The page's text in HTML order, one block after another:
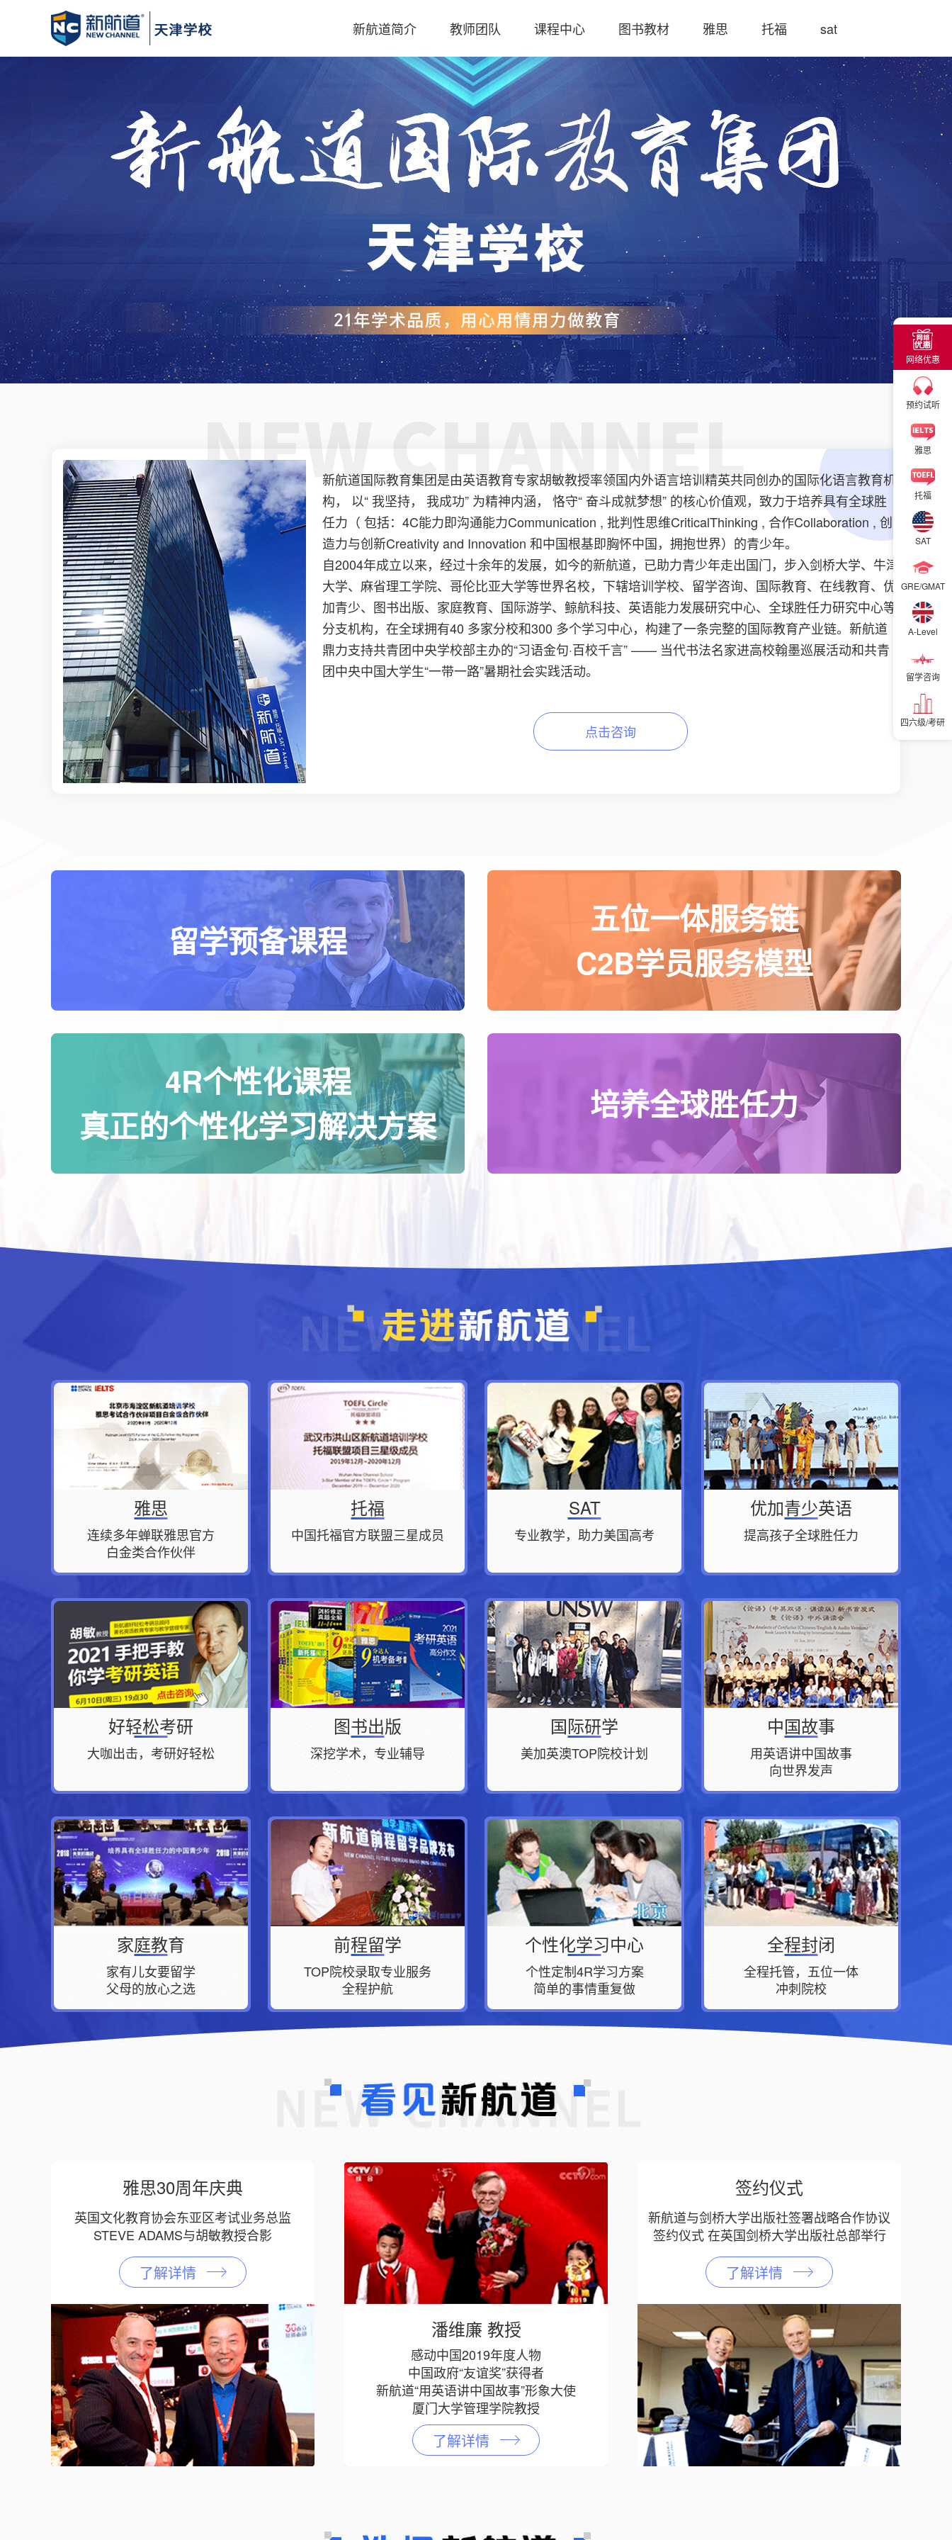
新航道简介 教师团队 课程中心 图书教材 雅思 托福 sat
新航道国际教育集团是由英语教育专家胡敏教授率领国内外语言培训精英共同创办的国际化语言教育机
构， 以“ 我坚持， 我成功” 为精神内涵， 恪守“ 奋斗成就梦想” 的核心价值观，致力于培养具有全球胜
任力（ 包括：4C能力即沟通能力Communication , 批判性思维CriticalThinking , 合作Collaboration , 创
造力与创新Creativity and Innovation 和中国根基即胸怀中国，拥抱世界）的青少年。
自2004年成立以来，经过十余年的发展，如今的新航道，已助力青少年走出国门，步入剑桥大学、牛津
大学、麻省理工学院、哥伦比亚大学等世界名校，下辖培训学校、留学咨询、国际教育、在线教育、优
加青少、图书出版、家庭教育、国际游学、鲸航科技、英语能力发展研究中心、全球胜任力研究中心等
分支机构，在全球拥有40 多家分校和300 多个学习中心，构建了一条完整的国际教育产业链。新航道
鼎力支持共青团中央学校部主办的“习语金句·百校千言” —— 当代书法名家进高校翰墨巡展活动和共青
团中央中国大学生“一带一路”暑期社会实践活动。
点击咨询
留学预备课程
五位一体服务链
C2B学员服务模型
4R个性化课程
真正的个性化学习解决方案
培养全球胜任力
雅思
连续多年蝉联雅思官方
白金类合作伙伴
托福
中国托福官方联盟三星成员
SAT
专业教学，助力美国高考
优加青少英语
提高孩子全球胜任力
好轻松考研
大咖出击，考研好轻松
图书出版
深挖学术，专业辅导
国际研学
美加英澳TOP院校计划
中国故事
用英语讲中国故事
向世界发声
家庭教育
家有儿女要留学
父母的放心之选
前程留学
TOP院校录取专业服务
全程护航
个性化学习中心
个性定制4R学习方案
简单的事情重复做
全程封闭
全程托管，五位一体
冲刺院校
雅思30周年庆典
英国文化教育协会东亚区考试业务总监
STEVE ADAMS与胡敏教授合影
了解详情
潘维廉 教授
感动中国2019年度人物
中国政府“友谊奖”获得者
新航道“用英语讲中国故事”形象大使
厦门大学管理学院教授
了解详情
签约仪式
新航道与剑桥大学出版社签署战略合作协议
签约仪式 在英国剑桥大学出版社总部举行
了解详情
网络优惠
预约试听
雅思
托福
SAT
GRE/GMAT
A-Level
留学咨询
四六级/考研
×
×